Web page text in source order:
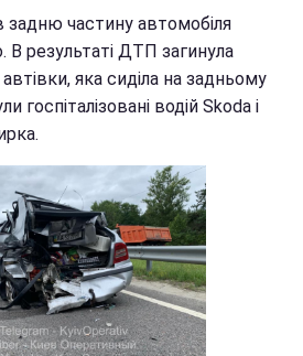
задню частину автомобіля
В результаті ДТП загинула
яка сиділа на задньому
госпіталізовані водій Skoda і